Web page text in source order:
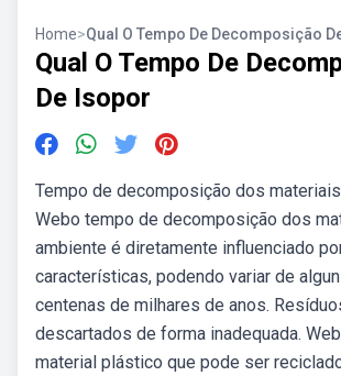
Home>Qual O Tempo De Decomposição
Qual O Tempo De
De Isopor
Tempo de decomposição dos materiais
Webo tempo de decomposição dos
ambiente é diretamente influenciado
características, podendo variar de
centenas de milhares de anos.
descartados de forma inadequada.
material plástico que pode ser